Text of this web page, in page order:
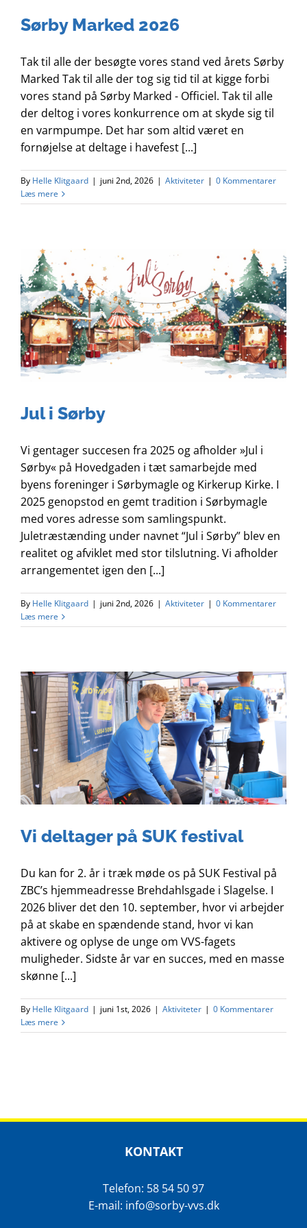
Om os
Kontakt
Nyt
Sørby Marked 2026
Tak til alle der besøgte vores stand ved årets Sørby
Marked Tak til alle der tog sig tid til at kigge forbi
vores stand på Sørby Marked - Officiel. Tak til alle
der deltog i vores konkurrence om at skyde sig til
en varmpumpe. Det har som altid været en
fornøjelse at deltage i havefest [...]
By Helle Klitgaard | juni 2nd, 2026 | Aktiviteter | 0 Kommentarer
Læs mere
Jul i Sørby
Vi gentager succesen fra 2025 og afholder »Jul i
Sørby« på Hovedgaden i tæt samarbejde med
byens foreninger i Sørbymagle og Kirkerup Kirke. I
2025 genopstod en gemt tradition i Sørbymagle
med vores adresse som samlingspunkt.
Juletræstænding under navnet “Jul i Sørby” blev en
realitet og afviklet med stor tilslutning. Vi afholder
arrangementet igen den [...]
By Helle Klitgaard | juni 2nd, 2026 | Aktiviteter | 0 Kommentarer
Læs mere
Vi deltager på SUK festival
Du kan for 2. år i træk møde os på SUK Festival på
ZBC’s hjemmeadresse Brehdahlsgade i Slagelse. I
2026 bliver det den 10. september, hvor vi arbejder
på at skabe en spændende stand, hvor vi kan
aktivere og oplyse de unge om VVS-fagets
muligheder. Sidste år var en succes, med en masse
skønne [...]
By Helle Klitgaard | juni 1st, 2026 | Aktiviteter | 0 Kommentarer
Læs mere
KONTAKT
Telefon: 58 54 50 97
E-mail: info@sorby-vvs.dk